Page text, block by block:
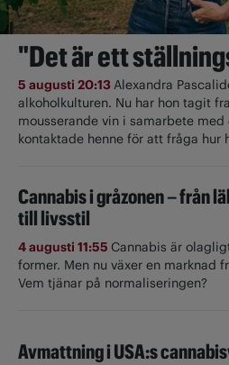
"Det är ett
5 augusti 20:13Alexandra
alkoholkulturen. Nu har hon tagit
mousserande vin i samarbete
kontaktade henne för att fråga hur
Cannabis i gråzonen – från
till livsstil
4 augusti 11:55 Cannabis är
former. Men nu växer en marknad
Vem tjänar på normaliseringen?
Avmattning i USA:s